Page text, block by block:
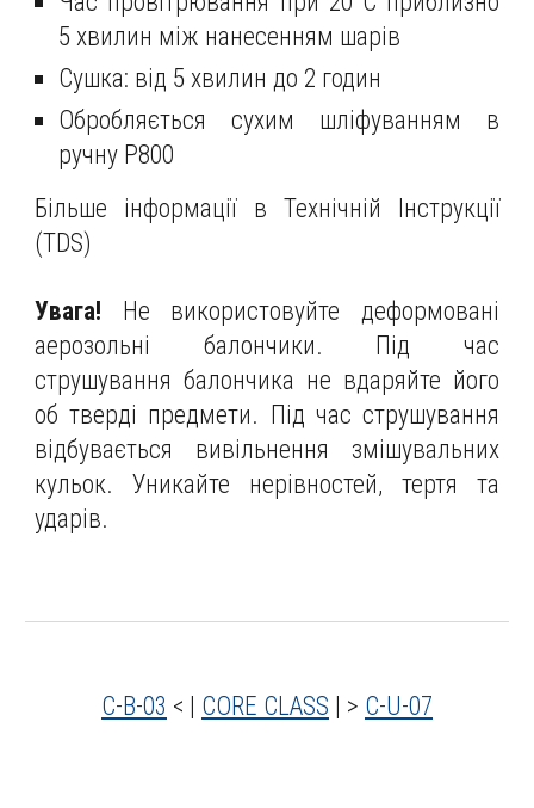
5 хвилин між нанесенням шарів
Сушка: від 5 хвилин до 2 годин
Обробляється сухим шліфуванням в
ручну Р800
Більше інформації в Технічній Інструкції
(TDS)
Увага! Не використовуйте деформовані
аерозольні балончики. Під час
струшування балончика не вдаряйте його
об тверді предмети. Під час струшування
відбувається вивільнення змішувальних
кульок. Уникайте нерівностей, тертя та
ударів.
C-B-03 < | CORE CLASS | > C-U-07